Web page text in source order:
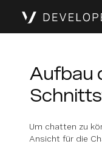
Aufbau
Um chatten zu
Ansicht für die